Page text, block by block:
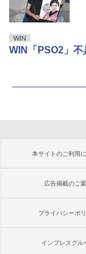
WIN
WIN「PSO2」不
本サイトのご利用
広告掲載のご
プライバシーポ
インプレスグル